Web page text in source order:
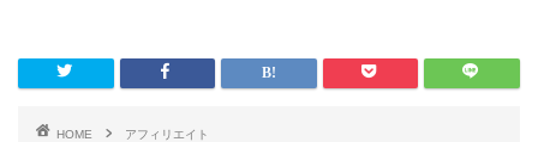
HOME
アフィリエイト